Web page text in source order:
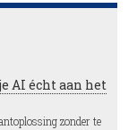
AI écht aan het
zonder te